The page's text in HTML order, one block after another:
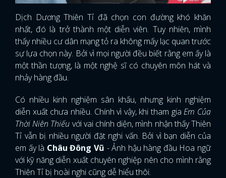
Dịch Dương Thiên Tỉ đã chọn con đường khó khăn
nhất, đó là trở thành một diễn viên. Tuy nhiên, mình
thấy nhiều cư dân mạng tỏ ra không mấy lạc quan trước
sự lựa chọn này. Bởi vì mọi người đều biết rằng em ấy là
một thần tượng, là một nghệ sĩ có chuyên môn hát và
nhảy hàng đầu.
Có nhiều kinh nghiệm sân khấu, nhưng kinh nghiệm
diễn xuất chưa nhiều. Chính vì vậy, khi tham gia Em Của
Thời Niên Thiếu với vai chính diện, mình nhận thấy Thiên
Tỉ vẫn bị nhiều người đặt nghi vấn. Bởi vì bạn diễn của
em ấy là Châu Đông Vũ - Ảnh hậu hàng đầu Hoa ngữ
với kỹ năng diễn xuất chuyên nghiệp nên cho mình rằng
Thiên Tỉ bị hoài nghi cũng dễ hiểu thôi.